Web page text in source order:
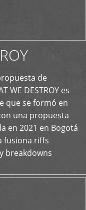
de
WE DESTROY es
que se formó en
una propuesta
en 2021 en Bogotá
fusiona riffs
breakdowns